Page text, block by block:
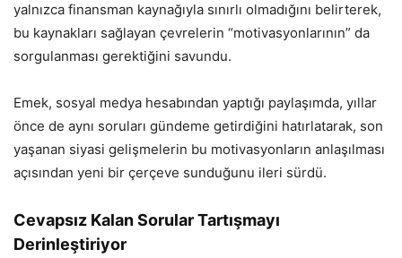
yalnızca finansman kaynağıyla sınırlı olmadığını belirterek,
bu kaynakları sağlayan çevrelerin “motivasyonlarının” da
sorgulanması gerektiğini savundu.
Emek, sosyal medya hesabından yaptığı paylaşımda, yıllar
önce de aynı soruları gündeme getirdiğini hatırlatarak, son
yaşanan siyasi gelişmelerin bu motivasyonların anlaşılması
açısından yeni bir çerçeve sunduğunu ileri sürdü.
Cevapsız Kalan Sorular Tartışmayı
Derinleştiriyor